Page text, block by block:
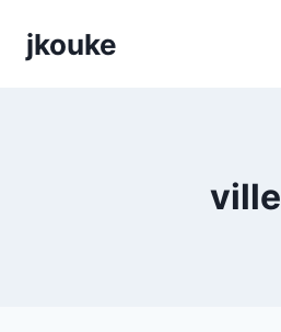
sisältöön
jkouke
ville